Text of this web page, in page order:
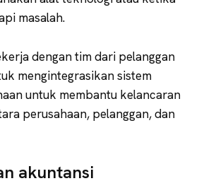
masalah.
dengan tim dari pelanggan
mengintegrasikan sistem
untuk membantu kelancaran
perusahaan, pelanggan, dan
akuntansi